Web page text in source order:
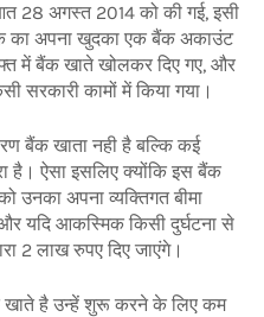
28 अगस्त 2014 को की गई, इसी
का अपना खुदका एक बैंक अकाउंट
में बैंक खाते खोलकर दिए गए, और
सरकारी कामों में किया गया।
बैंक खाता नही है बल्कि कई
है। ऐसा इसलिए क्योंकि इस बैंक
उनका अपना व्यक्तिगत बीमा
यदि आकस्मिक किसी दुर्घटना से
2 लाख रुपए दिए जाएंगे।
है उन्हें शुरू करने के लिए कम